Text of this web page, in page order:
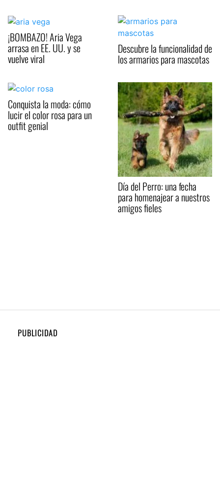
¡BOMBAZO! Aria Vega
arrasa en EE. UU. y se
vuelve viral
Descubre la funcionalidad de
los armarios para mascotas
Conquista la moda: cómo
lucir el color rosa para un
outfit genial
Día del Perro: una fecha
para homenajear a nuestros
amigos fieles
PUBLICIDAD